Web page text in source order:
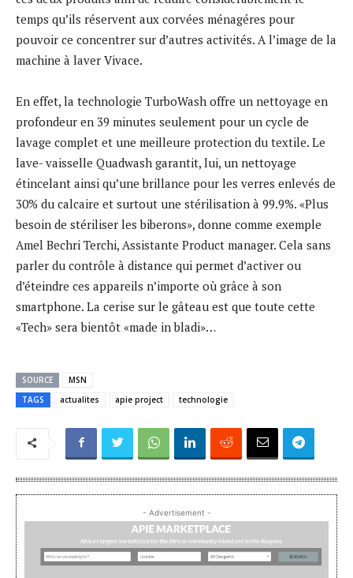
temps qu’ils réservent aux corvées ménagéres pour
pouvoir ce concentrer sur d’autres activités. A l’image de la
machine à laver Vivace.
En effet, la technologie TurboWash offre un nettoyage en
profondeur en 39 minutes seulement pour un cycle de
lavage complet et une meilleure protection du textile. Le
lave- vaisselle Quadwash garantit, lui, un nettoyage
étincelant ainsi qu’une brillance pour les verres enlevés de
30% du calcaire et surtout une stérilisation à 99.9%. «Plus
besoin de stériliser les biberons», donne comme exemple
Amel Bechri Terchi, Assistante Product manager. Cela sans
parler du contrôle à distance qui permet d’activer ou
d’éteindre ces appareils n’importe où grâce à son
smartphone. La cerise sur le gâteau est que toute cette
«Tech» sera bientôt «made in bladi»…
SOURCE
MSN
TAGS
actualites apie project technologie
- Advertisement -